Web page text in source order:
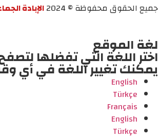
جميع الحقوق محفوظة © 2024
الإبادة
لغة الموقع
اختر اللغة التي تفضلها
يمكنك تغيير اللغة في أي
English
Türkçe
Français
English
Türkçe